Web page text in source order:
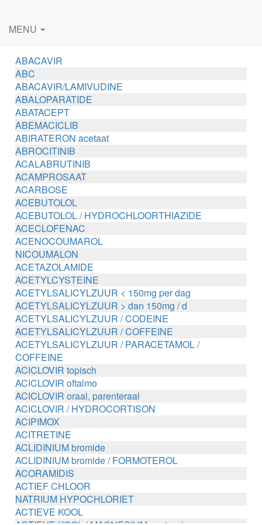
MENU
ABACAVIR
ABC
ABACAVIR/LAMIVUDINE
ABALOPARATIDE
ABATACEPT
ABEMACICLIB
ABIRATERON acetaat
ABROCITINIB
ACALABRUTINIB
ACAMPROSAAT
ACARBOSE
ACEBUTOLOL
ACEBUTOLOL / HYDROCHLOORTHIAZIDE
ACECLOFENAC
ACENOCOUMAROL
NICOUMALON
ACETAZOLAMIDE
ACETYLCYSTEINE
ACETYLSALICYLZUUR < 150mg per dag
ACETYLSALICYLZUUR > dan 150mg / d
ACETYLSALICYLZUUR / CODEINE
ACETYLSALICYLZUUR / COFFEINE
ACETYLSALICYLZUUR / PARACETAMOL /
COFFEINE
ACICLOVIR topisch
ACICLOVIR oftalmo
ACICLOVIR oraal, parenteraal
ACICLOVIR / HYDROCORTISON
ACIPIMOX
ACITRETINE
ACLIDINIUM bromide
ACLIDINIUM bromide / FORMOTEROL
ACORAMIDIS
ACTIEF CHLOOR
NATRIUM HYPOCHLORIET
ACTIEVE KOOL